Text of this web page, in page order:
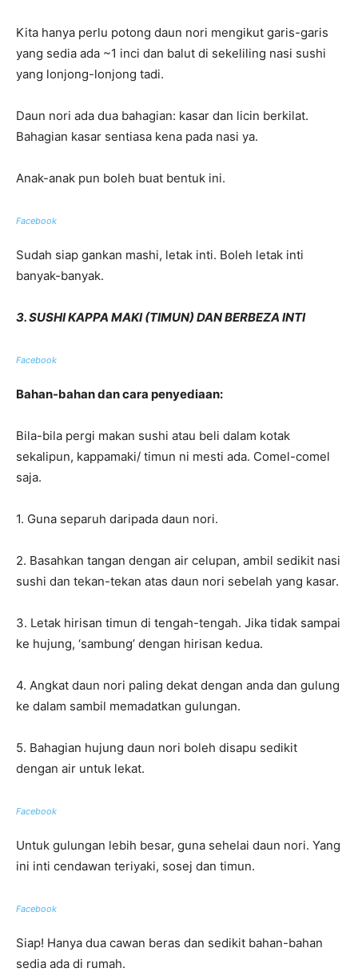
Kita hanya perlu potong daun nori mengikut garis-garis
yang sedia ada ~1 inci dan balut di sekeliling nasi sushi
yang lonjong-lonjong tadi.
Daun nori ada dua bahagian: kasar dan licin berkilat.
Bahagian kasar sentiasa kena pada nasi ya.
Anak-anak pun boleh buat bentuk ini.
Facebook
Sudah siap gankan mashi, letak inti. Boleh letak inti
banyak-banyak.
3. SUSHI KAPPA MAKI (TIMUN) DAN BERBEZA INTI
Facebook
Bahan-bahan dan cara penyediaan:
Bila-bila pergi makan sushi atau beli dalam kotak
sekalipun, kappamaki/ timun ni mesti ada. Comel-comel
saja.
1. Guna separuh daripada daun nori.
2. Basahkan tangan dengan air celupan, ambil sedikit nasi
sushi dan tekan-tekan atas daun nori sebelah yang kasar.
3. Letak hirisan timun di tengah-tengah. Jika tidak sampai
ke hujung, ‘sambung’ dengan hirisan kedua.
4. Angkat daun nori paling dekat dengan anda dan gulung
ke dalam sambil memadatkan gulungan.
5. Bahagian hujung daun nori boleh disapu sedikit
dengan air untuk lekat.
Facebook
Untuk gulungan lebih besar, guna sehelai daun nori. Yang
ini inti cendawan teriyaki, sosej dan timun.
Facebook
Siap! Hanya dua cawan beras dan sedikit bahan-bahan
sedia ada di rumah.